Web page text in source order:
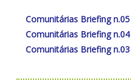
Comunitárias Briefing n.05
Comunitárias Briefing n.04
Comunitárias Briefing n.03